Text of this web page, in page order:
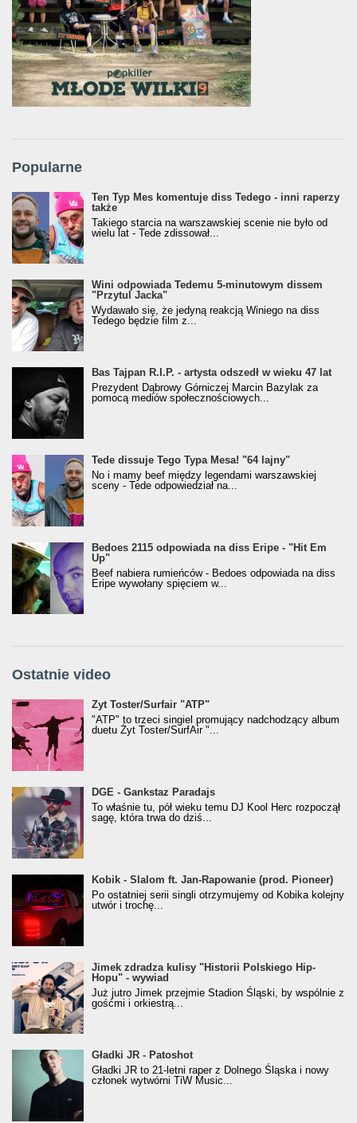
Popularne
Ten Typ Mes komentuje diss Tedego - inni raperzy
także
Takiego starcia na warszawskiej scenie nie było od
wielu lat - Tede zdissował...
Wini odpowiada Tedemu 5-minutowym dissem
"Przytul Jacka"
Wydawało się, że jedyną reakcją Winiego na diss
Tedego będzie film z...
Bas Tajpan R.I.P. - artysta odszedł w wieku 47 lat
Prezydent Dąbrowy Górniczej Marcin Bazylak za
pomocą mediów społecznościowych...
Tede dissuje Tego Typa Mesa! "64 lajny"
No i mamy beef między legendami warszawskiej
sceny - Tede odpowiedział na...
Bedoes 2115 odpowiada na diss Eripe - "Hit Em
Up"
Beef nabiera rumieńców - Bedoes odpowiada na diss
Eripe wywołany spięciem w...
Ostatnie video
Żyt Toster/SurfAir - ATP VIDEO
Żyt Toster/Surfair "ATP"
"ATP" to trzeci singiel promujący nadchodzący album
duetu Żyt Toster/SurfAir "...
donGURALesko z nagrodą za
Klasyczny/Trueschoolowy Album Roku
(Popkillery 2023)
DGE - Gankstaz Paradajs
To właśnie tu, pół wieku temu DJ Kool Herc rozpoczął
sagę, która trwa do dziś...
Kobik - Slalom ft. Jan-Rapowanie (prod. Pioneer)
[Official Music Visualiser]
Kobik - Slalom ft. Jan-Rapowanie (prod. Pioneer)
Po ostatniej serii singli otrzymujemy od Kobika kolejny
utwór i trochę...
Jimek zdradza kulisy "Historii Polskiego Hip-
Hopu" - wywiad
Jimek zdradza kulisy "Historii Polskiego Hip-
Hopu" - wywiad
Już jutro Jimek przejmie Stadion Śląski, by wspólnie z
gośćmi i orkiestrą...
Gładki JR - Patoshot
Gładki JR - Patoshot
Gładki JR to 21-letni raper z Dolnego Śląska i nowy
członek wytwórni TiW Music...